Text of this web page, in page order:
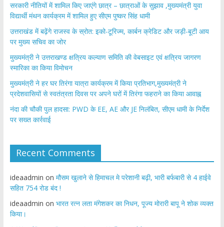
सरकारी नीतियों में शामिल किए जाएंगे छात्र – छात्राओं के सुझाव ,मुख्यमंत्री युवा
विद्यार्थी मंथन कार्यक्रम में शामिल हुए सीएम पुष्कर सिंह धामी
उत्तराखंड में बढ़ेंगे राजस्व के स्रोत: इको-टूरिज्म, कार्बन क्रेडिट और जड़ी-बूटी आय
पर मुख्य सचिव का जोर
मुख्यमंत्री ने उत्तराखण्ड क्षत्रिय कल्याण समिति की वेबसाइट एवं क्षत्रिय जागरण
स्मारिका का किया विमोचन
मुख्यमंत्री ने हर घर तिरंगा यात्रा कार्यक्रम में किया प्रतिभाग,मुख्यमंत्री ने
प्रदेशवासियों से स्वतंत्रता दिवस पर अपने घरों में तिरंगा फहराने का किया आवाह्न
नंदा की चौकी पुल हादसा: PWD के EE, AE और JE निलंबित, सीएम धामी के निर्देश
पर सख्त कार्रवाई
Recent Comments
ideaadmin on मौसम खुलाने से हिमाचल मे परेशानी बढ़ी, भारी बर्फबारी से 4 हाईवे
सहित 754 रोड बंद !
ideaadmin on भारत रत्न लता मंगेशकर का निधन, पूज्य मोरारी बापू ने शोक व्यक्त
किया।